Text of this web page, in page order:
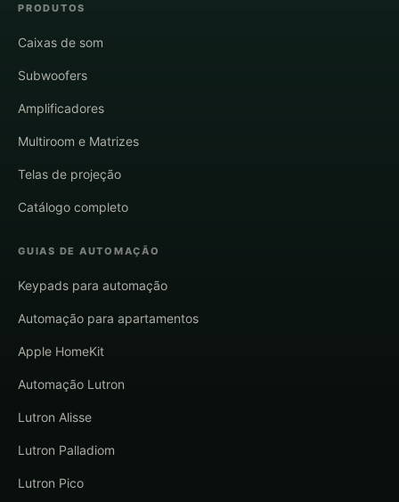
PRODUTOS
Caixas de som
Subwoofers
Amplificadores
Multiroom e Matrizes
Telas de projeção
Catálogo completo
GUIAS DE AUTOMAÇÃO
Keypads para automação
Automação para apartamentos
Apple HomeKit
Automação Lutron
Lutron Alisse
Lutron Palladiom
Lutron Pico